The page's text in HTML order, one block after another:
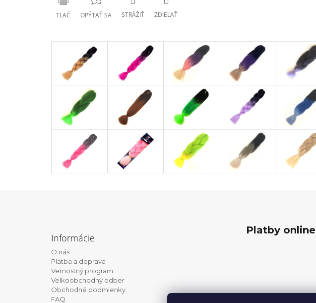
TLAČ OPÝTAŤ SA STRÁŽIŤ ZDIEĽAŤ
Informácie
O nás
Platba a doprava
Vernostný program
Velkoobchodný odber
Obchodné podmienky
FAQ
Platby online